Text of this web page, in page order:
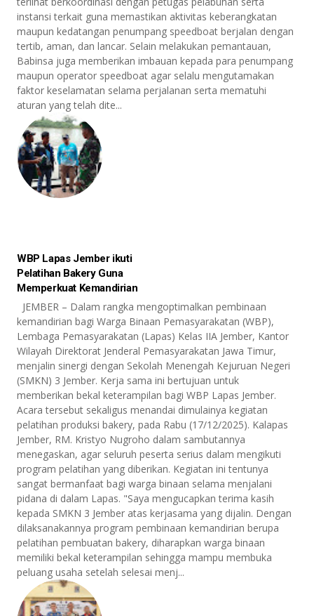
instansi terkait guna memastikan aktivitas keberangkatan
maupun kedatangan penumpang speedboat berjalan dengan
tertib, aman, dan lancar. Selain melakukan pemantauan,
Babinsa juga memberikan imbauan kepada para penumpang
maupun operator speedboat agar selalu mengutamakan
faktor keselamatan selama perjalanan serta mematuhi
aturan yang telah dite...
WBP Lapas Jember ikuti
Pelatihan Bakery Guna
Memperkuat Kemandirian
JEMBER – Dalam rangka mengoptimalkan pembinaan
kemandirian bagi Warga Binaan Pemasyarakatan (WBP),
Lembaga Pemasyarakatan (Lapas) Kelas IIA Jember, Kantor
Wilayah Direktorat Jenderal Pemasyarakatan Jawa Timur,
menjalin sinergi dengan Sekolah Menengah Kejuruan Negeri
(SMKN) 3 Jember. Kerja sama ini bertujuan untuk
memberikan bekal keterampilan bagi WBP Lapas Jember.
Acara tersebut sekaligus menandai dimulainya kegiatan
pelatihan produksi bakery, pada Rabu (17/12/2025). Kalapas
Jember, RM. Kristyo Nugroho dalam sambutannya
menegaskan, agar seluruh peserta serius dalam mengikuti
program pelatihan yang diberikan. Kegiatan ini tentunya
sangat bermanfaat bagi warga binaan selama menjalani
pidana di dalam Lapas. "Saya mengucapkan terima kasih
kepada SMKN 3 Jember atas kerjasama yang dijalin. Dengan
dilaksanakannya program pembinaan kemandirian berupa
pelatihan pembuatan bakery, diharapkan warga binaan
memiliki bekal keterampilan sehingga mampu membuka
peluang usaha setelah selesai menj...